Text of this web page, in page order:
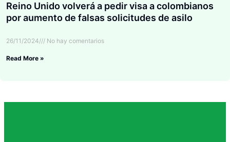
Reino Unido volverá a pedir visa a colombianos
por aumento de falsas solicitudes de asilo
26/11/2024 No hay comentarios
Read More »